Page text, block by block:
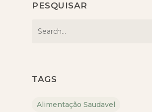
PESQUISAR
TAGS
Alimentação Saudavel